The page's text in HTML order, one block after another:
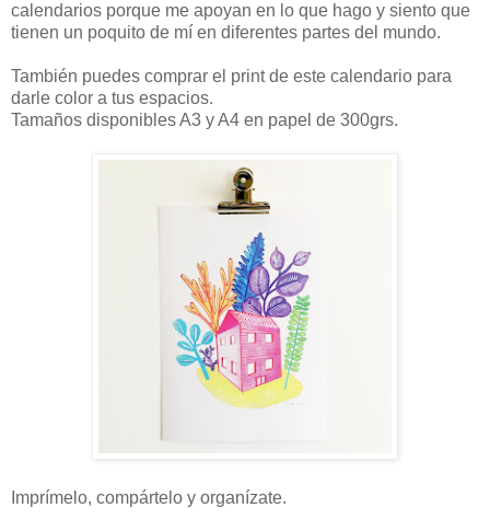
calendarios porque me apoyan en lo que hago y siento que
tienen un poquito de mí en diferentes partes del mundo.
También puedes comprar el print de este calendario para
darle color a tus espacios.
Tamaños disponibles A3 y A4 en papel de 300grs.
Imprímelo, compártelo y organízate.